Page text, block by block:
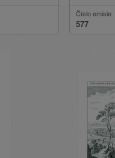
Číslo emisie
577